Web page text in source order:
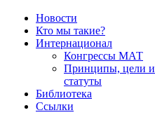
Новости
Кто мы такие?
Интернационал
Конгрессы МАТ
Принципы, цели и
статуты
Библиотека
Ссылки